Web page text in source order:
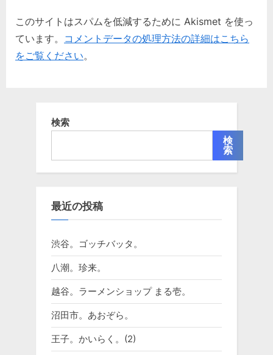
このサイトはスパムを低減するために Akismet を使っ
ています。 コメントデータの処理方法の詳細はこちら
をご覧ください。
検索
検
索
最近の投稿
渋谷。ゴッチバッタ。
八潮。珍来。
越谷。ラーメンショップ まる壱。
沼田市。あおぞら。
王子。かいらく。(2)